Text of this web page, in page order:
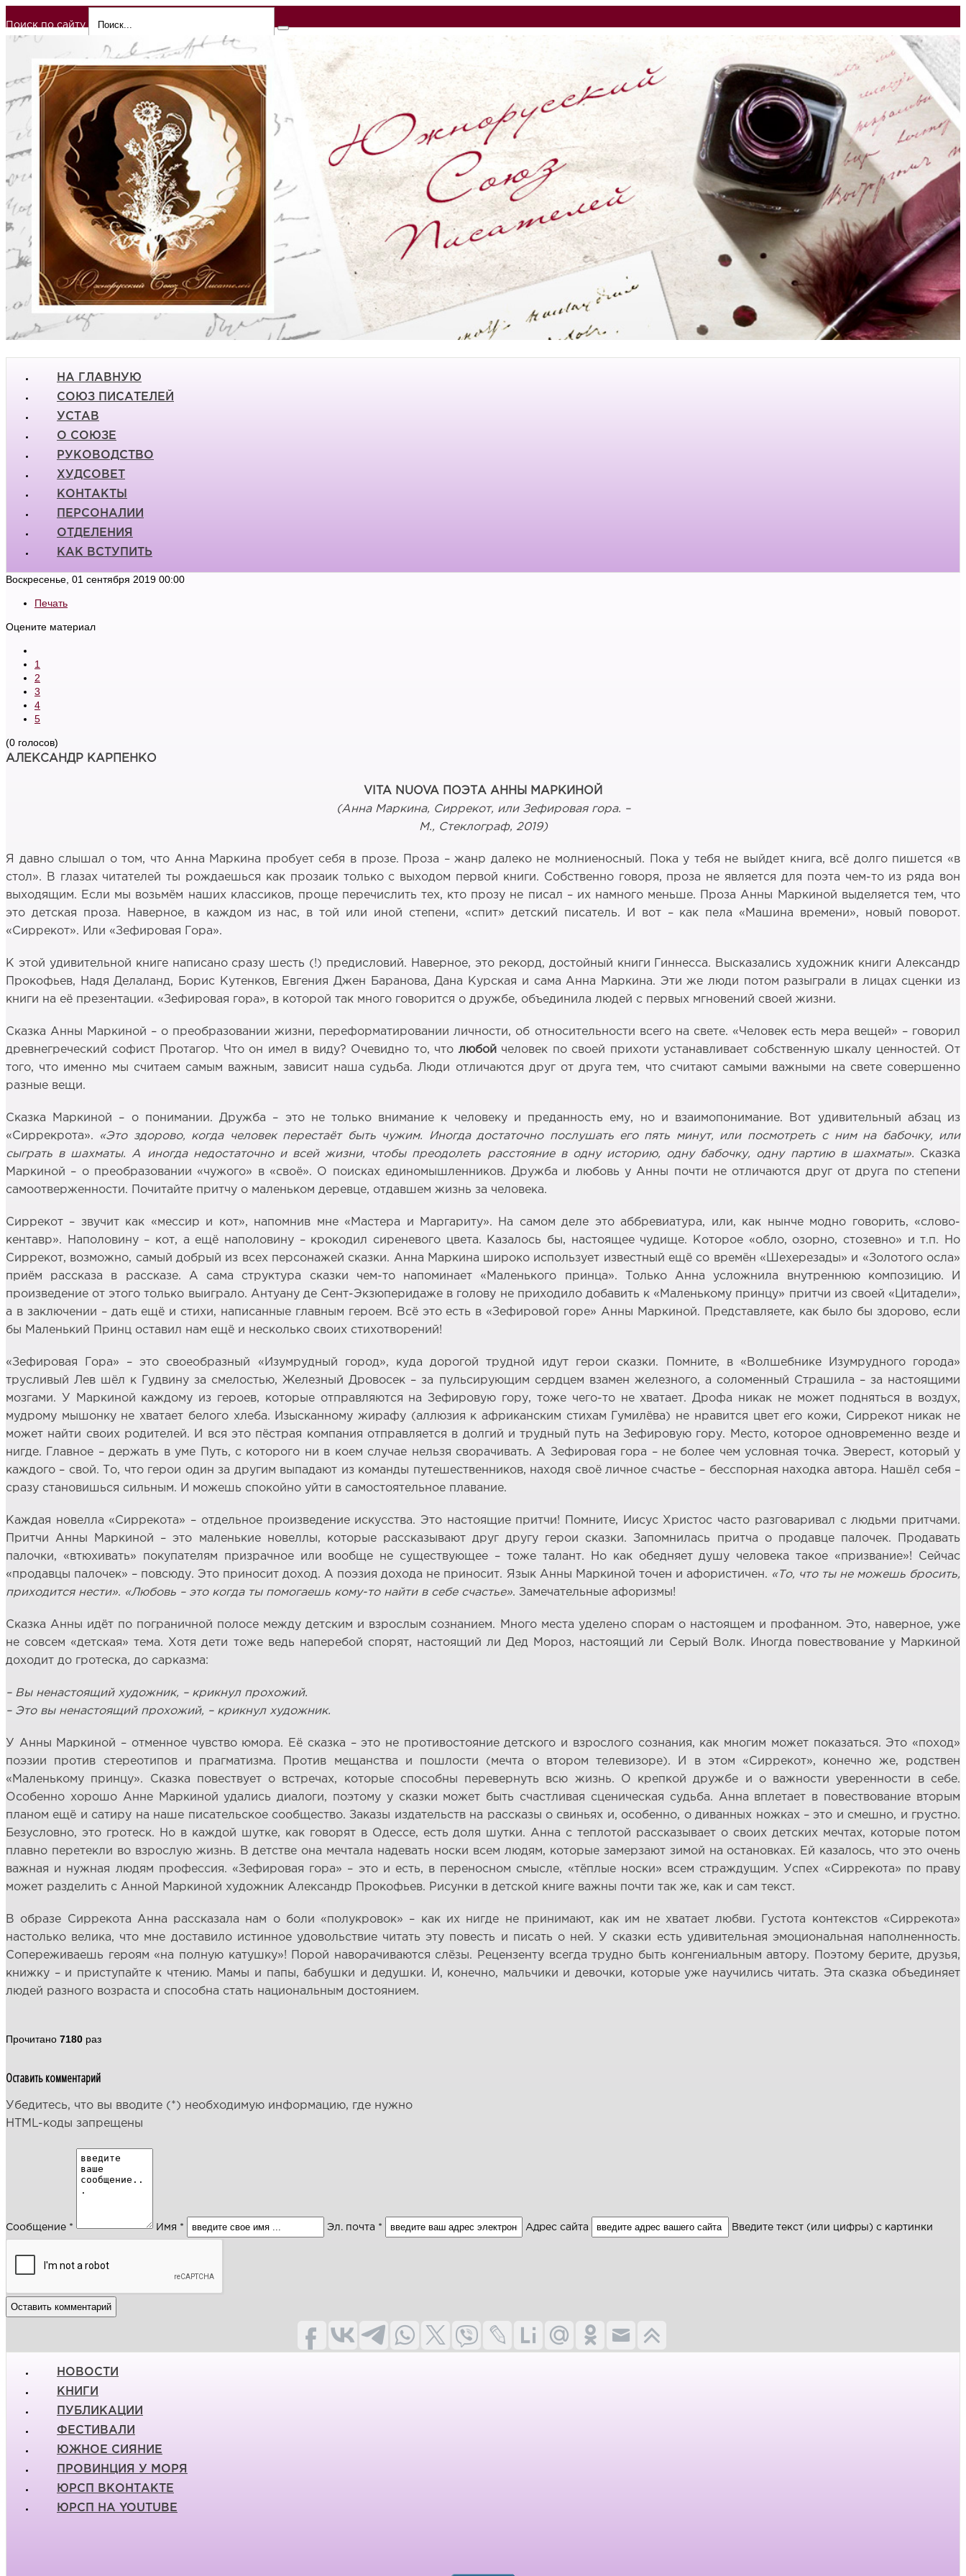
Поиск по сайту
НА ГЛАВНУЮ
СОЮЗ ПИСАТЕЛЕЙ
УСТАВ
О СОЮЗЕ
РУКОВОДСТВО
ХУДСОВЕТ
КОНТАКТЫ
ПЕРСОНАЛИИ
ОТДЕЛЕНИЯ
КАК ВСТУПИТЬ
Воскресенье, 01 сентября 2019 00:00
Печать
Оцените материал
1
2
3
4
5
(0 голосов)
АЛЕКСАНДР КАРПЕНКО
VITA NUOVA ПОЭТА АННЫ МАРКИНОЙ
(Анна Маркина, Сиррекот, или Зефировая гора. –
М., Стеклограф, 2019)
Я давно слышал о том, что Анна Маркина пробует себя в прозе. Проза – жанр далеко не молниеносный. Пока у тебя не выйдет книга, всё долго пишется «в
стол». В глазах читателей ты рождаешься как прозаик только с выходом первой книги. Собственно говоря, проза не является для поэта чем-то из ряда вон
выходящим. Если мы возьмём наших классиков, проще перечислить тех, кто прозу не писал – их намного меньше. Проза Анны Маркиной выделяется тем, что
это детская проза. Наверное, в каждом из нас, в той или иной степени, «спит» детский писатель. И вот – как пела «Машина времени», новый поворот.
«Сиррекот». Или «Зефировая Гора».
К этой удивительной книге написано сразу шесть (!) предисловий. Наверное, это рекорд, достойный книги Гиннесса. Высказались художник книги Александр
Прокофьев, Надя Делаланд, Борис Кутенков, Евгения Джен Баранова, Дана Курская и сама Анна Маркина. Эти же люди потом разыграли в лицах сценки из
книги на её презентации. «Зефировая гора», в которой так много говорится о дружбе, объединила людей с первых мгновений своей жизни.
Сказка Анны Маркиной – о преобразовании жизни, переформатировании личности, об относительности всего на свете. «Человек есть мера вещей» – говорил
древнегреческий софист Протагор. Что он имел в виду? Очевидно то, что любойчеловек по своей прихоти устанавливает собственную шкалу ценностей. От
того, что именно мы считаем самым важным, зависит наша судьба. Люди отличаются друг от друга тем, что считают самыми важными на свете совершенно
разные вещи.
Сказка Маркиной – о понимании. Дружба – это не только внимание к человеку и преданность ему, но и взаимопонимание. Вот удивительный абзац из
«Сиррекрота».
«Это здорово, когда человек перестаёт быть чужим. Иногда достаточно послушать его пять минут, или посмотреть с ним на бабочку, или
сыграть в шахматы. А иногда недостаточно и всей жизни, чтобы преодолеть расстояние в одну историю, одну бабочку, одну партию в шахматы». Сказка
Маркиной – о преобразовании «чужого» в «своё». О поисках единомышленников. Дружба и любовь у Анны почти не отличаются друг от друга по степени
самоотверженности. Почитайте притчу о маленьком деревце, отдавшем жизнь за человека.
Сиррекот – звучит как «мессир и кот», напомнив мне «Мастера и Маргариту». На самом деле это аббревиатура, или, как нынче модно говорить, «слово-
кентавр». Наполовину – кот, а ещё наполовину – крокодил сиреневого цвета. Казалось бы, настоящее чудище. Которое «обло, озорно, стозевно» и т.п. Но
Сиррекот, возможно, самый добрый из всех персонажей сказки. Анна Маркина широко использует известный ещё со времён «Шехерезады» и «Золотого осла»
приём рассказа в рассказе. А сама структура сказки чем-то напоминает «Маленького принца». Только Анна усложнила внутреннюю композицию. И
произведение от этого только выиграло. Антуану де Сент-Экзюперидаже в голову не приходило добавить к «Маленькому принцу» притчи из своей «Цитадели»,
а в заключении – дать ещё и стихи, написанные главным героем. Всё это есть в «Зефировой горе» Анны Маркиной. Представляете, как было бы здорово, если
бы Маленький Принц оставил нам ещё и несколько своих стихотворений!
«Зефировая Гора» – это своеобразный «Изумрудный город», куда дорогой трудной идут герои сказки. Помните, в «Волшебнике Изумрудного города»
трусливый Лев шёл к Гудвину за смелостью, Железный Дровосек – за пульсирующим сердцем взамен железного, а соломенный Страшила – за настоящими
мозгами. У Маркиной каждому из героев, которые отправляются на Зефировую гору, тоже чего-то не хватает. Дрофа никак не может подняться в воздух,
мудрому мышонку не хватает белого хлеба. Изысканному жирафу (аллюзия к африканским стихам Гумилёва) не нравится цвет его кожи, Сиррекот никак не
может найти своих родителей. И вся это пёстрая компания отправляется в долгий и трудный путь на Зефировую гору. Место, которое одновременно везде и
нигде. Главное – держать в уме Путь, с которого ни в коем случае нельзя сворачивать. А Зефировая гора – не более чем условная точка. Эверест, который у
каждого – свой. То, что герои один за другим выпадают из команды путешественников, находя своё личное счастье – бесспорная находка автора. Нашёл себя –
сразу становишься сильным. И можешь спокойно уйти в самостоятельное плавание.
Каждая новелла «Сиррекота» – отдельное произведение искусства. Это настоящие притчи! Помните, Иисус Христос часто разговаривал с людьми притчами.
Притчи Анны Маркиной – это маленькие новеллы, которые рассказывают друг другу герои сказки. Запомнилась притча о продавце палочек. Продавать
палочки, «втюхивать» покупателям призрачное или вообще не существующее – тоже талант. Но как обедняет душу человека такое «призвание»! Сейчас
«продавцы палочек» – повсюду. Это приносит доход. А поэзия дохода не приносит. Язык Анны Маркиной точен и афористичен. «То, что ты не можешь бросить,
приходится нести». «Любовь – это когда ты помогаешь кому-то найти в себе счастье». Замечательные афоризмы!
Сказка Анны идёт по пограничной полосе между детским и взрослым сознанием. Много места уделено спорам о настоящем и профанном. Это, наверное, уже
не совсем «детская» тема. Хотя дети тоже ведь наперебой спорят, настоящий ли Дед Мороз, настоящий ли Серый Волк. Иногда повествование у Маркиной
доходит до гротеска, до сарказма:
– Вы ненастоящий художник, – крикнул прохожий.
– Это вы ненастоящий прохожий, – крикнул художник.
У Анны Маркиной – отменное чувство юмора. Её сказка – это не противостояние детского и взрослого сознания, как многим может показаться. Это «поход»
поэзии против стереотипов и прагматизма. Против мещанства и пошлости (мечта о втором телевизоре). И в этом «Сиррекот», конечно же, родствен
«Маленькому принцу». Сказка повествует о встречах, которые способны перевернуть всю жизнь. О крепкой дружбе и о важности уверенности в себе.
Особенно хорошо Анне Маркиной удались диалоги, поэтому у сказки может быть счастливая сценическая судьба. Анна вплетает в повествование вторым
планом ещё и сатиру на наше писательское сообщество. Заказы издательств на рассказы о свиньях и, особенно, о диванных ножках – это и смешно, и грустно.
Безусловно, это гротеск. Но в каждой шутке, как говорят в Одессе, есть доля шутки. Анна с теплотой рассказывает о своих детских мечтах, которые потом
плавно перетекли во взрослую жизнь. В детстве она мечтала надевать носки всем людям, которые замерзают зимой на остановках. Ей казалось, что это очень
важная и нужная людям профессия. «Зефировая гора» – это и есть, в переносном смысле, «тёплые носки» всем страждущим. Успех «Сиррекота» по праву
может разделить с Анной Маркиной художник Александр Прокофьев. Рисунки в детской книге важны почти так же, как и сам текст.
В образе Сиррекота Анна рассказала нам о боли «полукровок» – как их нигде не принимают, как им не хватает любви. Густота контекстов «Сиррекота»
настолько велика, что мне доставило истинное удовольствие читать эту повесть и писать о ней. У сказки есть удивительная эмоциональная наполненность.
Сопереживаешь героям «на полную катушку»! Порой наворачиваются слёзы. Рецензенту всегда трудно быть конгениальным автору. Поэтому берите, друзья,
книжку – и приступайте к чтению. Мамы и папы, бабушки и дедушки. И, конечно, мальчики и девочки, которые уже научились читать. Эта сказка объединяет
людей разного возраста и способна стать национальным достоянием.
Прочитано 7180 раз
Оставить комментарий
Убедитесь, что вы вводите (*) необходимую информацию, где нужно
HTML-коды запрещены
Сообщение * Имя * Эл. почта * Адрес сайта Введите текст (или цифры) с картинки
НОВОСТИ
КНИГИ
ПУБЛИКАЦИИ
ФЕСТИВАЛИ
ЮЖНОЕ СИЯНИЕ
ПРОВИНЦИЯ У МОРЯ
ЮРСП ВКОНТАКТЕ
ЮРСП НА YOUTUBE